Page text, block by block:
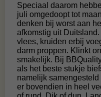
Speciaal daarom
juli omgedoopt tot
denken bij worst aan
afkomstig uit
vlees, kruiden erbij
darm proppen. Klinkt
smakelijk. Bij
als het beste stukje
namelijk
er bovendien in heel